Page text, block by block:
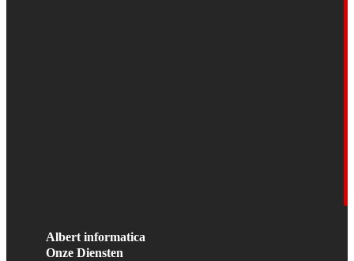
Albert informatica
Onze Diensten